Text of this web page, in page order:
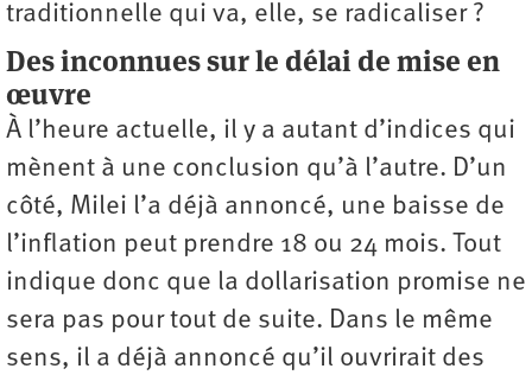
traditionnelle qui va, elle, se radicaliser ?
Des inconnues sur le délai de mise en
œuvre
À l’heure actuelle, il y a autant d’indices qui
mènent à une conclusion qu’à l’autre. D’un
côté, Milei l’a déjà annoncé, une baisse de
l’inflation peut prendre 18 ou 24 mois. Tout
indique donc que la dollarisation promise ne
sera pas pour tout de suite. Dans le même
sens, il a déjà annoncé qu’il ouvrirait des